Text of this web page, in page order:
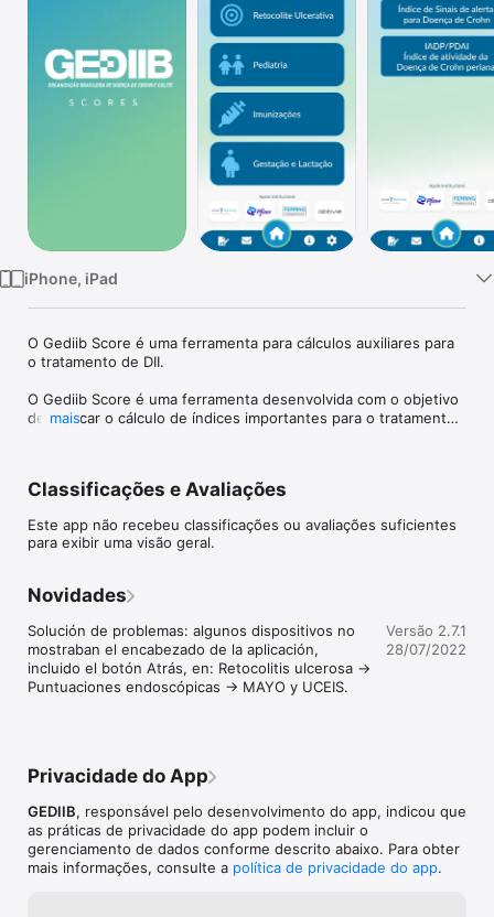
iPhone, iPad
O Gediib Score é uma ferramenta para cálculos auxiliares para
o tratamento de DII.
O Gediib Score é uma ferramenta desenvolvida com o objetivo
de unificar o cálculo de índices importantes para o tratamento
Doença de Crhon
        - Adultos
            - CDAI/IADC
            - Classificação de Montreal
        - Pediátrico
            - PCDAI
            - Classificação de Paris
    - Escores Endoscópicos
        - CDEIS
        - SES-CD
Retocolite Ulcerativa
        - Adultos
             - Maionese (parcial)
             - Maionese (completo)
             - Classificação de Montreal
mais
Classificações e Avaliações
Este app não recebeu classificações ou avaliações suficientes
para exibir uma visão geral.
Novidades
Solución de problemas: algunos dispositivos no
mostraban el encabezado de la aplicación,
incluido el botón Atrás, en: Retocolitis ulcerosa ->
Puntuaciones endoscópicas -> MAYO y UCEIS.
Versão 2.7.1
28/07/2022
Privacidade do App
GEDIIB, responsável pelo desenvolvimento do app, indicou que
as práticas de privacidade do app podem incluir o
gerenciamento de dados conforme descrito abaixo. Para obter
mais informações, consulte a política de privacidade do app.